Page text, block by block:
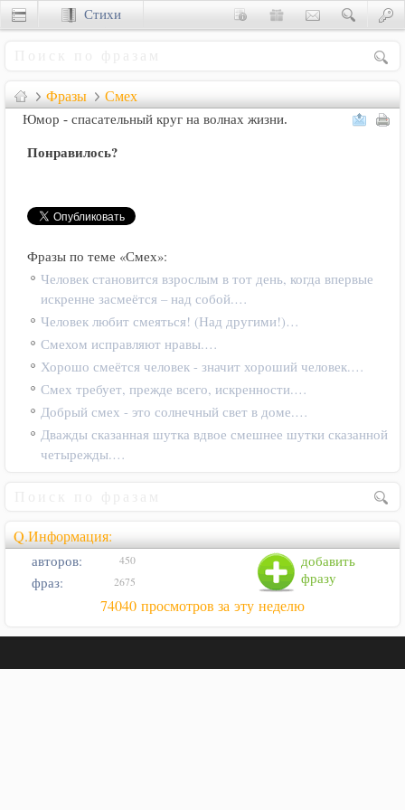
Фразы Смех
Юмор - спасательный круг на волнах жизни.
Понравилось?
Фразы по теме «Смех»:
Человек становится взрослым в тот день, когда впервые
искренне засмеётся – над собой.…
Человек любит смеяться! (Над другими!)…
Смехом исправляют нравы.…
Хорошо смеётся человек - значит хороший человек.…
Смех требует, прежде всего, искренности.…
Добрый смех - это солнечный свет в доме.…
Дважды сказанная шутка вдвое смешнее шутки сказанной
четырежды.…
Q.Информация:
добавить
фразу
авторов: 450
фраз: 2675
74040 просмотров за эту неделю
Стихи